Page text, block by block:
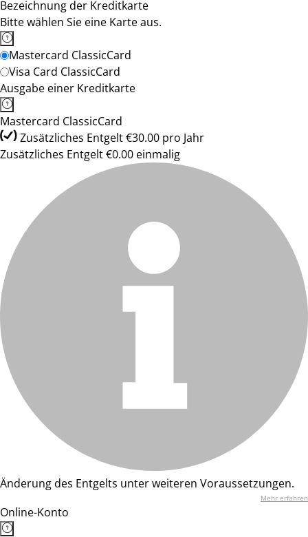
Bezeichnung der Kreditkarte
Bitte wählen Sie eine Karte aus.
Mastercard ClassicCard
Visa Card ClassicCard
Ausgabe einer Kreditkarte
Mastercard ClassicCard
Zusätzliches Entgelt €30.00 pro Jahr
Zusätzliches Entgelt €0.00 einmalig
Änderung des Entgelts unter weiteren Voraussetzungen.
Mehr erfahren
Online-Konto